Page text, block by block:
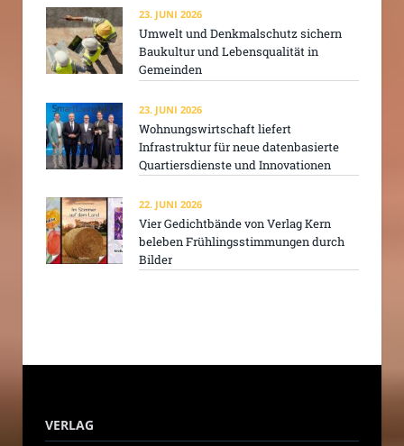
23. JUNI 2026
Umwelt und Denkmalschutz sichern
Baukultur und Lebensqualität in
Gemeinden
23. JUNI 2026
Wohnungswirtschaft liefert
Infrastruktur für neue datenbasierte
Quartiersdienste und Innovationen
22. JUNI 2026
Vier Gedichtbände von Verlag Kern
beleben Frühlingsstimmungen durch
Bilder
VERLAG